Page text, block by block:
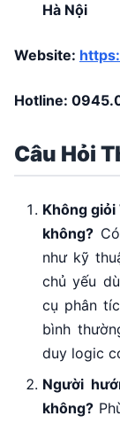
Hà Nội
Website:
Hotline:
Câu Hỏi
Không
không?
như kỹ
chủ yếu
cụ phân
bình
duy logic
Người
không?